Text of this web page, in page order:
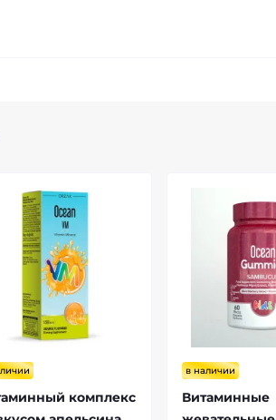
комплекс
в наличии
Витаминные